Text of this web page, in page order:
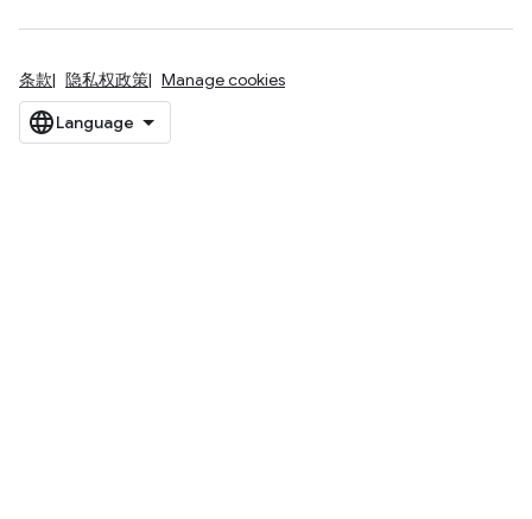
条款 隐私权政策 Manage cookies